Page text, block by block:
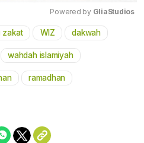
Mute
Powered by GliaStudios
zakat WIZ dakwah
wahdah islamiyah
ramadhan